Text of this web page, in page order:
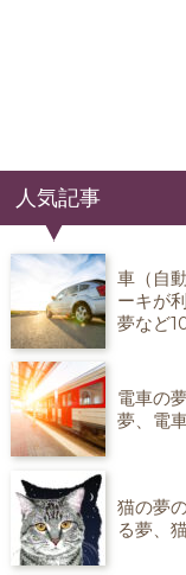
人気記事
車（自
ーキが
夢など
電車の
夢、電
猫の夢
る夢、